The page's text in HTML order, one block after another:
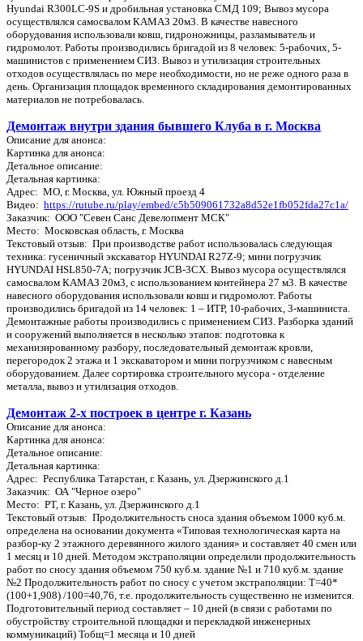
Hyundai R300LC-9S и дробильная установка СМД 109; Вывоз мусора
осуществлялся самосвалом КАМАЗ 20м3. В качестве навесного
оборудования использовали ковш, гидроножницы, разламыватель и
гидромолот. Работы производились бригадой из 8 человек: 5-рабочих, 5-
машинистов с применением СИЗ. Вывоз и утилизация строительных
отходов осуществлялась по мере необходимости, но не реже одного раза в
день. Организация площадок временного складирования демонтированных
материалов не потребовалась.
Демонтаж внутри здания бывшего Клуба в г. Москва
Описание для анонса:
Картинка для анонса:
Детальное описание:
Детальная картинка:
Адрес: МО, г. Москва, ул. Южный проезд 4
Видео: https://rutube.ru/play/embed/c5b509061732a8d52e1fb052fda27c1a/
Заказчик: ООО "Севен Санс Девелопмент МСК"
Место: Московская область, г. Москва
Текстовый отзыв: При производстве работ использовалась следующая
техника: гусеничный экскаватор HYUNDAI R27Z-9; мини погрузчик
HYUNDAI HSL850-7A; погрузчик JCB-3CX. Вывоз мусора осуществлялся
самосвалом КАМАЗ 20м3, с использованием контейнера 27 м3. В качестве
навесного оборудования использовали ковш и гидромолот. Работы
производились бригадой из 14 человек: 1 – ИТР, 10-рабочих, 3-машиниста.
Демонтажные работы производились с применением СИЗ. Разборка зданий
и сооружений выполняется в несколько этапов: подготовка к
механизированному разбору, последовательный демонтаж кровли,
перегородок 2 этажа и 1 экскаватором и мини погрузчиком с навесным
оборудованием. Далее сортировка строительного мусора - отделение
металла, вывоз и утилизация отходов.
Демонтаж 2-х построек в центре г. Казань
Описание для анонса:
Картинка для анонса:
Детальное описание:
Детальная картинка:
Адрес: Республика Татарстан, г. Казань, ул. Дзержинского д.1
Заказчик: ОА "Черное озеро"
Место: РТ, г. Казань, ул. Дзержинского д.1
Текстовый отзыв: Продолжительность сноса здания объемом 1000 куб.м.
определена на основании документа «Типовая технологическая карта на
разбор-ку 2 этажного деревянного жилого здания» и составляет 40 смен или
1 месяц и 10 дней. Методом экстраполяции определили продолжительность
работ по сносу здания объемом 750 куб.м. здание №1 и 710 куб.м. здание
№2 Продолжительность работ по сносу с учетом экстраполяции: Т=40*
(100+1,908) /100=40,76, т.е. продолжительность существенно не изменится.
Подготовительный период составляет – 10 дней (в связи с работами по
обустройству строительной площадки и перекладкой инженерных
коммуникаций) Тобщ=1 месяца и 10 дней